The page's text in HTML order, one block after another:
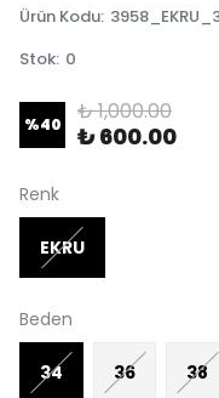
Ürün Kodu:
Stok: 0
%40 ₺ 1,000.00
₺ 600.00
Renk
EKRU
Beden
34 36 38